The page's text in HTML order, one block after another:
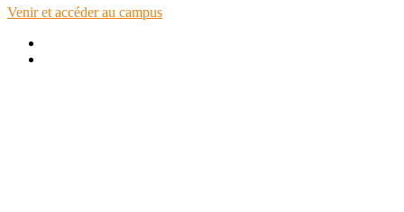
Venir et accéder au campus